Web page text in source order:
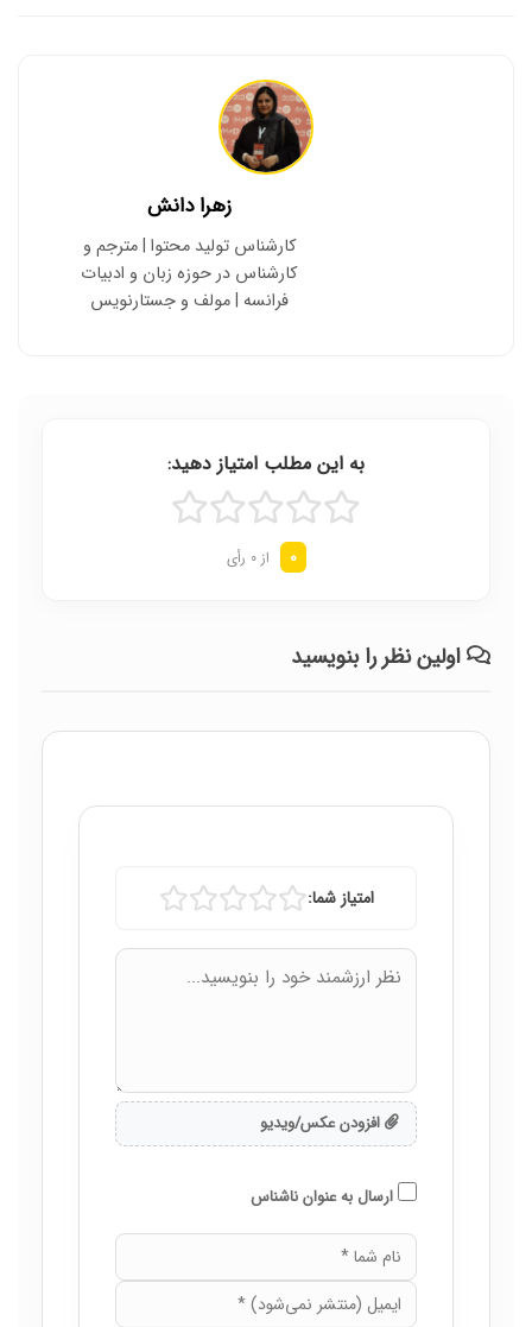
زهرا دانش
کارشناس تولید محتوا | مترجم و
کارشناس در حوزه زبان و ادبیات
فرانسه | مولف و جستارنویس
به این مطلب امتیاز دهید:
0 از 0 رأی
اولین نظر را بنویسید
امتیاز شما:
افزودن عکس/ویدیو
ارسال به عنوان ناشناس